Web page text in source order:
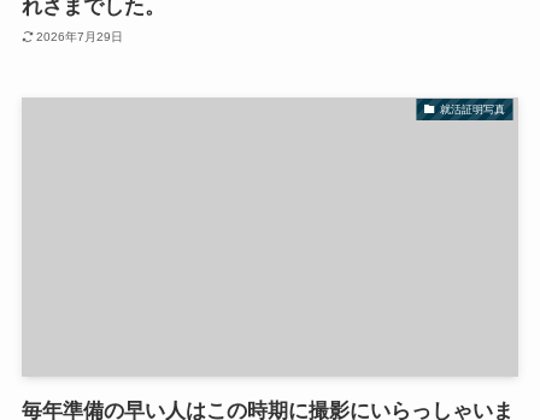
れさまでした。
2026年7月29日
就活証明写真
毎年準備の早い人はこの時期に撮影にいらっしゃいま